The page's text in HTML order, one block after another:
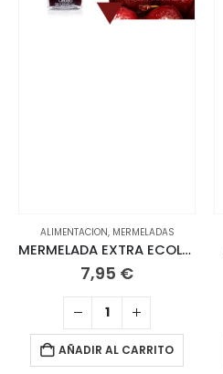
ALIMENTACION, MERMELADAS
MERMELADA EXTRA ECOLÓGICA DE CEREZA
7,95 €
AÑADIR AL CARRITO